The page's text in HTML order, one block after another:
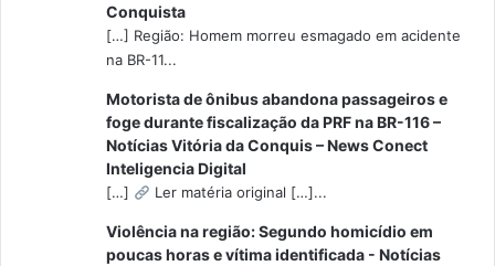
Conquista
[…] Região: Homem morreu esmagado em acidente
na BR-11...
Motorista de ônibus abandona passageiros e
foge durante fiscalização da PRF na BR-116 –
Notícias Vitória da Conquis – News Conect
Inteligencia Digital
[…] Ler matéria original […]...
Violência na região: Segundo homicídio em
poucas horas e vítima identificada - Notícias